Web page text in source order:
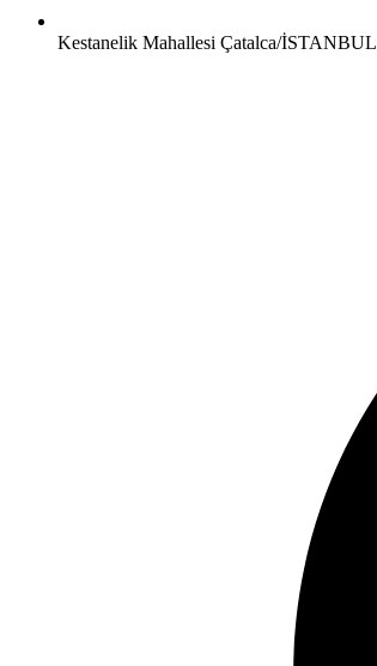
Kestanelik Mahallesi Çatalca/İSTANBUL